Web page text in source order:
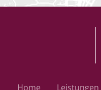
Home Leistungen